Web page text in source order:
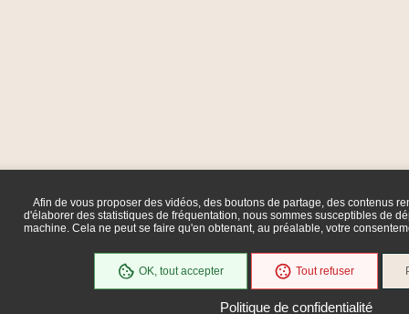
Afin de vous proposer des vidéos, des boutons de partage, des contenus
d'élaborer des statistiques de fréquentation, nous sommes susceptibles de
machine. Cela ne peut se faire qu'en obtenant, au préalable, votre
OK, tout accepter Tout refuser
Politique de confidentialité